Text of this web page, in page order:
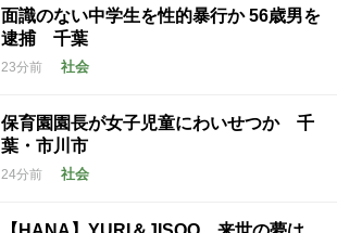
面識のない中学生を性的暴行か 56歳男を
逮捕 千葉
23分前 社会
保育園園長が女子児童にわいせつか 千
葉・市川市
24分前 社会